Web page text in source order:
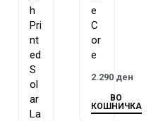
h
Pri
nt
ed
S
ol
ar
La
e
C
or
e
2.290 ден
ВО
КОШНИЧКА